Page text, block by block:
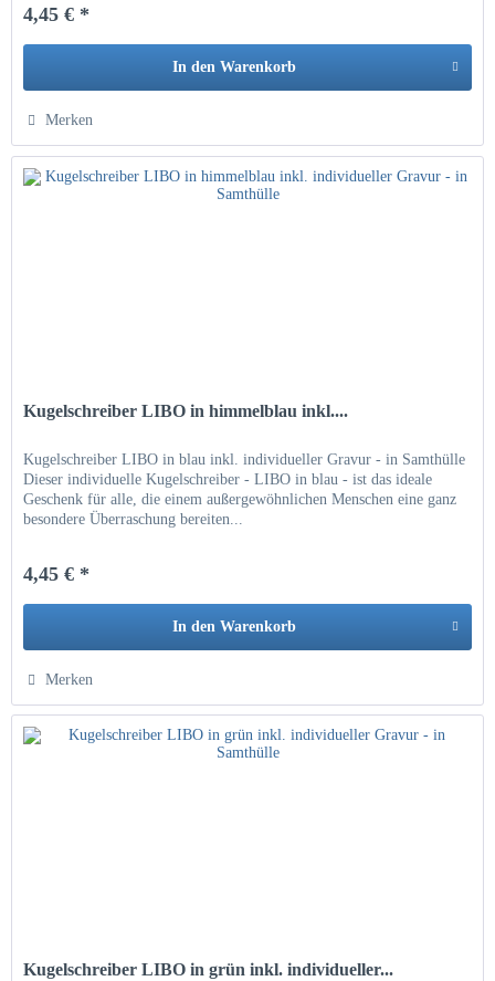
4,45 € *
In den Warenkorb
Merken
Kugelschreiber LIBO in himmelblau inkl....
Kugelschreiber LIBO in blau inkl. individueller Gravur - in Samthülle
Dieser individuelle Kugelschreiber - LIBO in blau - ist das ideale
Geschenk für alle, die einem außergewöhnlichen Menschen eine ganz
besondere Überraschung bereiten...
4,45 € *
In den Warenkorb
Merken
Kugelschreiber LIBO in grün inkl. individueller...